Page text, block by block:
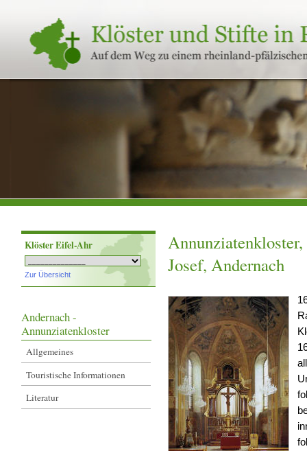
Klöster
und
Stifte
in
Rheinland-
Klöster Eifel-Ahr
Zur Übersicht
Andernach -
Annunziatenkloster
Allgemeines
Touristische Informationen
Literatur
Josef, Andernach